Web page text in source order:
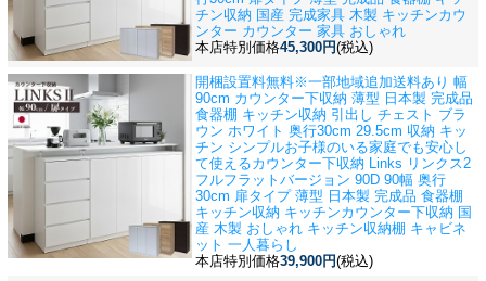
チン収納 国産 完成家具 木製 キッチンカウ
ンター カウンター 家具 おしゃれ
本店特別価格45,300円(税込)
開梱設置料無料※一部地域追加送料あり 幅
90cm カウンター下収納 薄型 日本製 完成品
食器棚 キッチン収納 引出し チェスト ブラ
ウン ホワイト 奥行30cm 29.5cm 収納 キッ
チン シンプルお子様のいる家庭でも安心し
て使えるカウンター下収納 Links リンクス2
フルフラットバージョン 90D 90幅 奥行
30cm 扉タイプ 薄型 日本製 完成品 食器棚
キッチン収納 キッチンカウンター下収納 国
産 木製 おしゃれ キッチン収納棚 キャビネ
ット 一人暮らし
本店特別価格39,900円(税込)